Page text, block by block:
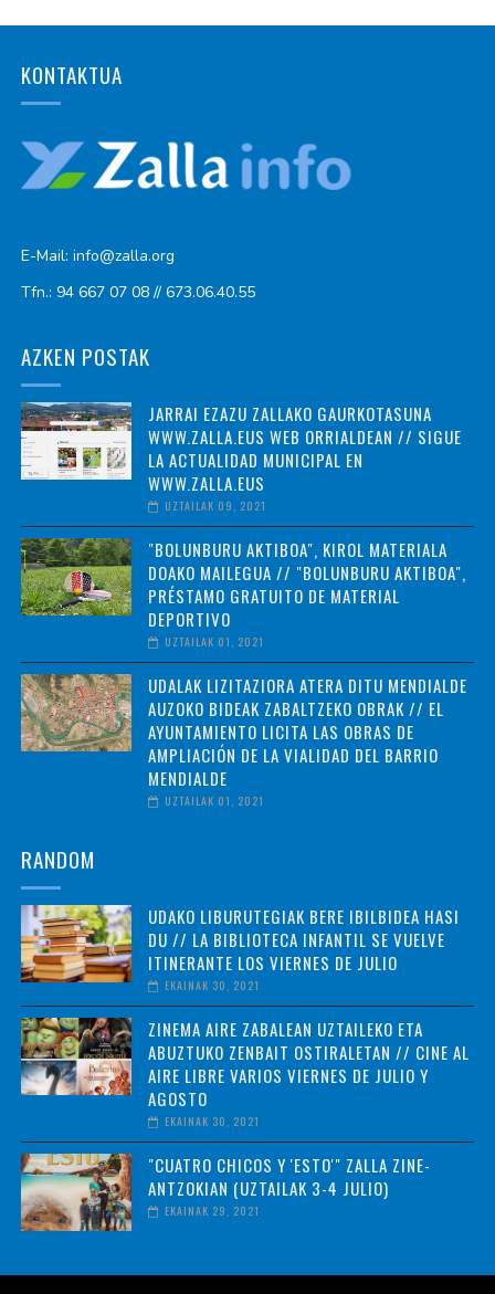
KONTAKTUA
E-Mail: info@zalla.org
Tfn.: 94 667 07 08 // 673.06.40.55
AZKEN POSTAK
JARRAI EZAZU ZALLAKO GAURKOTASUNA
WWW.ZALLA.EUS WEB ORRIALDEAN // SIGUE
LA ACTUALIDAD MUNICIPAL EN
WWW.ZALLA.EUS
UZTAILAK 09, 2021
"BOLUNBURU AKTIBOA", KIROL MATERIALA
DOAKO MAILEGUA // "BOLUNBURU AKTIBOA",
PRÉSTAMO GRATUITO DE MATERIAL
DEPORTIVO
UZTAILAK 01, 2021
UDALAK LIZITAZIORA ATERA DITU MENDIALDE
AUZOKO BIDEAK ZABALTZEKO OBRAK // EL
AYUNTAMIENTO LICITA LAS OBRAS DE
AMPLIACIÓN DE LA VIALIDAD DEL BARRIO
MENDIALDE
UZTAILAK 01, 2021
RANDOM
UDAKO LIBURUTEGIAK BERE IBILBIDEA HASI
DU // LA BIBLIOTECA INFANTIL SE VUELVE
ITINERANTE LOS VIERNES DE JULIO
EKAINAK 30, 2021
ZINEMA AIRE ZABALEAN UZTAILEKO ETA
ABUZTUKO ZENBAIT OSTIRALETAN // CINE AL
AIRE LIBRE VARIOS VIERNES DE JULIO Y
AGOSTO
EKAINAK 30, 2021
"CUATRO CHICOS Y 'ESTO'" ZALLA ZINE-
ANTZOKIAN (UZTAILAK 3-4 JULIO)
EKAINAK 29, 2021